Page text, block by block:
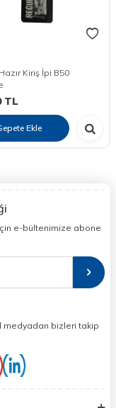
Kiriş İpi B50
TL
Ekle
e-bültenimize abone
medyadan bizleri takip